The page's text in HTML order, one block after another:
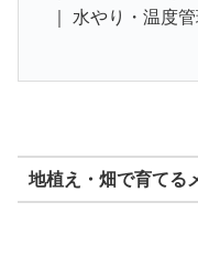
｜ 水やり・温度
地植え・畑で育てる